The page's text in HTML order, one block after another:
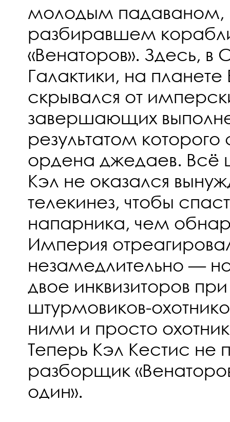
молодым падаваном,
разбиравшем
«Венаторов». Здесь,
Галактики, на
скрывался от
завершающих
результатом
ордена джедаев. Всё
Кэл не оказался
телекинез, чтобы
напарника, чем
Империя
незамедлительно —
двое инквизиторов
штурмовиков-
ними и просто
Теперь Кэл Кестис не
разборщик
один».